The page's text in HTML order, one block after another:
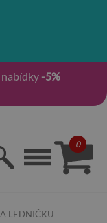
-5%
0
LEDNIČKU